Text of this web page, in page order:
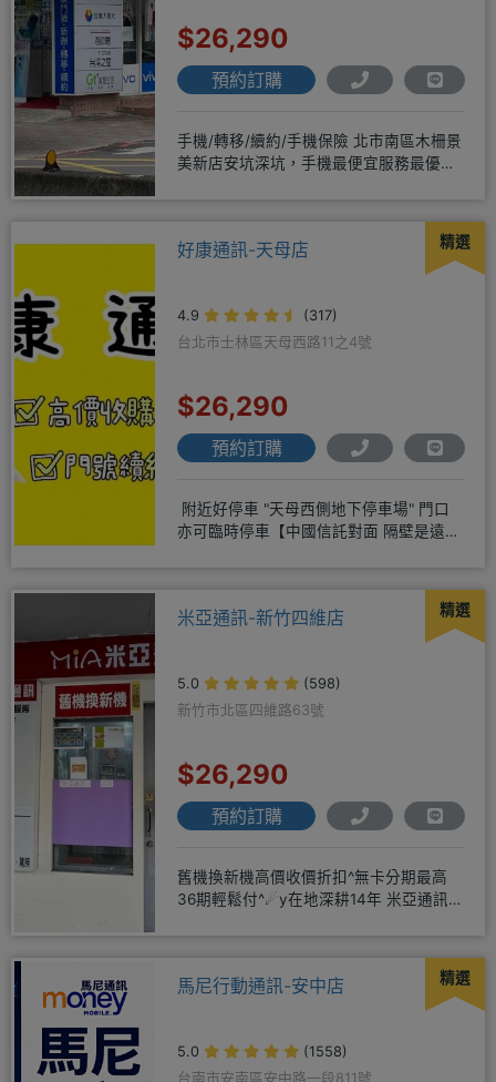
$26,290
預約訂購
手機/轉移/續約/手機保險 北市南區木柵景
美新店安坑深坑，手機最便宜服務最優
精選
好康通訊-天母店
4.9
(317)
台北市士林區天母西路11之4號
$26,290
預約訂購
附近好停車 "天母西側地下停車場" 門口
亦可臨時停車【中國信託對面 隔壁是遠傳
精選
米亞通訊-新竹四維店
5.0
(598)
新竹市北區四維路63號
$26,290
預約訂購
舊機換新機高價收價折扣^無卡分期最高
36期輕鬆付^☄y在地深耕14年 米亞通訊四
精選
馬尼行動通訊-安中店
5.0
(1558)
台南市安南區安中路一段811號